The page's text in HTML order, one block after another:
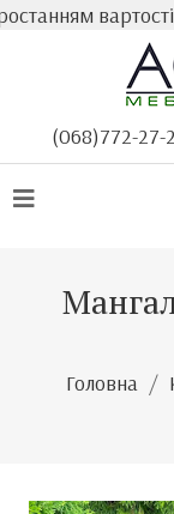
вартості
(068)772-27-
Головна